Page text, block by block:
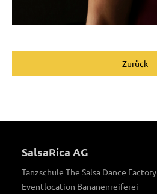
Zurück
SalsaRica AG
Tanzschule The Salsa Dance Factory
Eventlocation Bananenreiferei